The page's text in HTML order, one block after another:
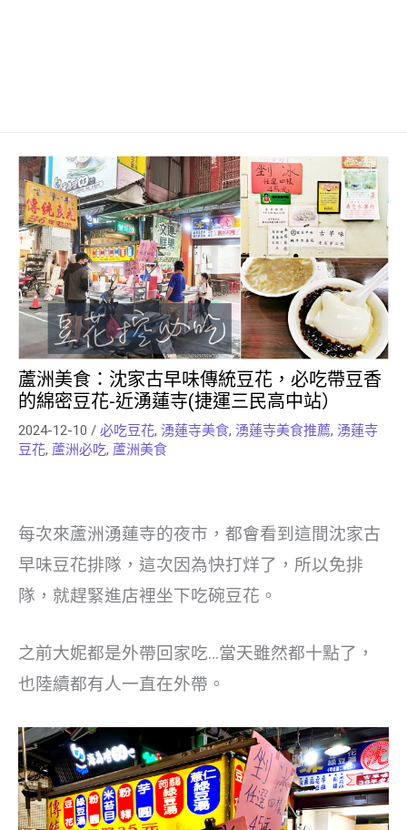
蘆洲美食：沈家古早味傳統豆花，必吃帶豆香
的綿密豆花-近湧蓮寺(捷運三民高中站）
2024-12-10 / 必吃豆花, 湧蓮寺美食, 湧蓮寺美食推薦, 湧蓮寺
豆花, 蘆洲必吃, 蘆洲美食
每次來蘆洲湧蓮寺的夜市，都會看到這間沈家古
早味豆花排隊，這次因為快打烊了，所以免排
隊，就趕緊進店裡坐下吃碗豆花。
之前大妮都是外帶回家吃…當天雖然都十點了，
也陸續都有人一直在外帶。